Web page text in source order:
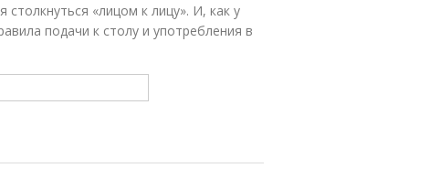
«лицом к лицу». И, как у
подачи к столу и употребления в